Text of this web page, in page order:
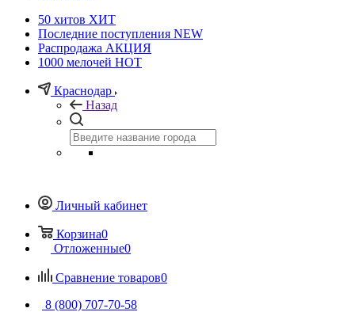
50 хитов ХИТ
Последние поступления NEW
Распродажа АКЦИЯ
1000 мелочей HOT
Краснодар
Назад
Личный кабинет
Корзина0
Отложенные0
Сравнение товаров0
8 (800) 707-70-58